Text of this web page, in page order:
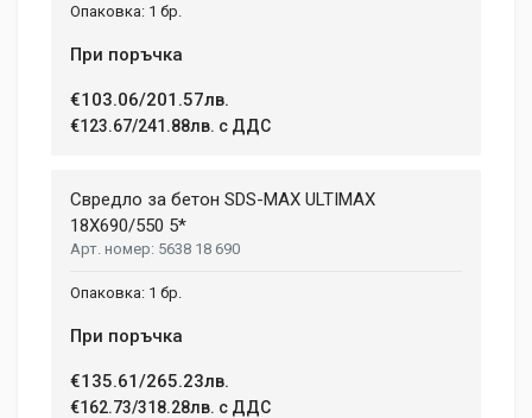
1 бр.
При поръчка
€103.06/201.57лв.
€123.67/241.88лв. с ДДС
Свредло за бетон SDS-MAX ULTIMAX
18X690/550 5*
5638 18 690
1 бр.
При поръчка
€135.61/265.23лв.
€162.73/318.28лв. с ДДС